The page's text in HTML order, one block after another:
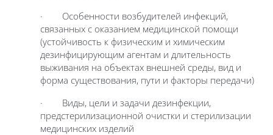
· Особенности возбудителей инфекций,
связанных с оказанием медицинской помощи
(устойчивость к физическим и химическим
дезинфицирующим агентам и длительность
выживания на объектах внешней среды, вид и
форма существования, пути и факторы передачи)
· Виды, цели и задачи дезинфекции,
предстерилизационной очистки и стерилизации
медицинских изделий